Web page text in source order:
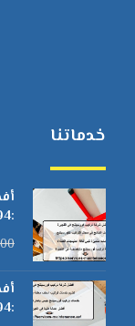
خدماتنا
:0553996694
:0553996694